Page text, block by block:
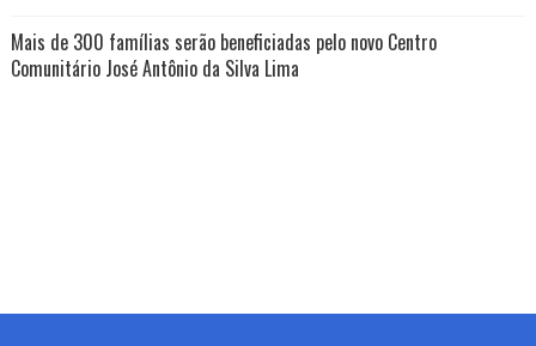
Mais de 300 famílias serão beneficiadas pelo novo Centro
Comunitário José Antônio da Silva Lima